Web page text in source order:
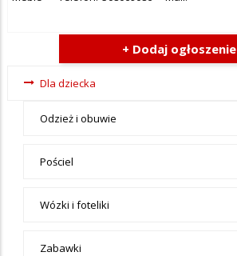
+ Dodaj ogłoszenie
Ogłoszenia
menu-Dla
Dla dziecka
Odzież i obuwie
Pościel
Wózki i foteliki
Zabawki